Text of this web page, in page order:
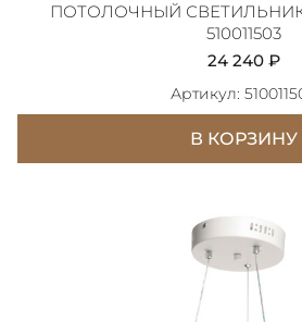
ПОТОЛОЧНЫЙ СВЕТИЛЬНИК
510011503
24 240 ₽
Артикул:
В КОРЗИНУ